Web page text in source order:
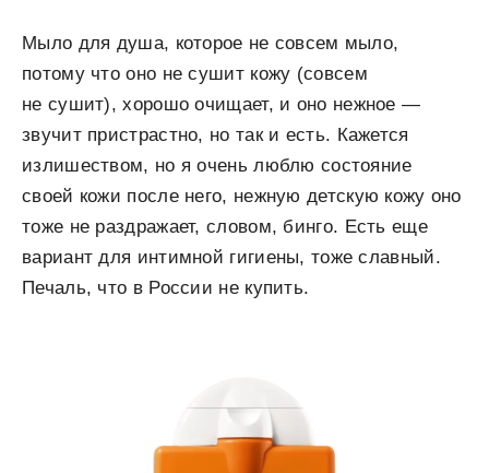
Мыло для душа, которое не совсем мыло,
потому что оно не сушит кожу (совсем
не сушит), хорошо очищает, и оно нежное —
звучит пристрастно, но так и есть. Кажется
излишеством, но я очень люблю состояние
своей кожи после него, нежную детскую кожу оно
тоже не раздражает, словом, бинго. Есть еще
вариант для интимной гигиены, тоже славный.
Печаль, что в России не купить.